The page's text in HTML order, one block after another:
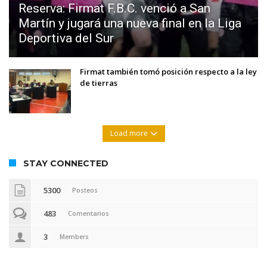
Reserva: Firmat F.B.C. venció a San
Martín y jugará una nueva final en la Liga
Deportiva del Sur
Firmat también tomó posición respecto a la ley
de tierras
Load more
STAY CONNECTED
5300 Posteos
483 Comentarios
3 Members